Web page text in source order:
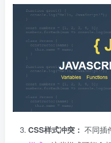
CSS样式冲突： 不同插